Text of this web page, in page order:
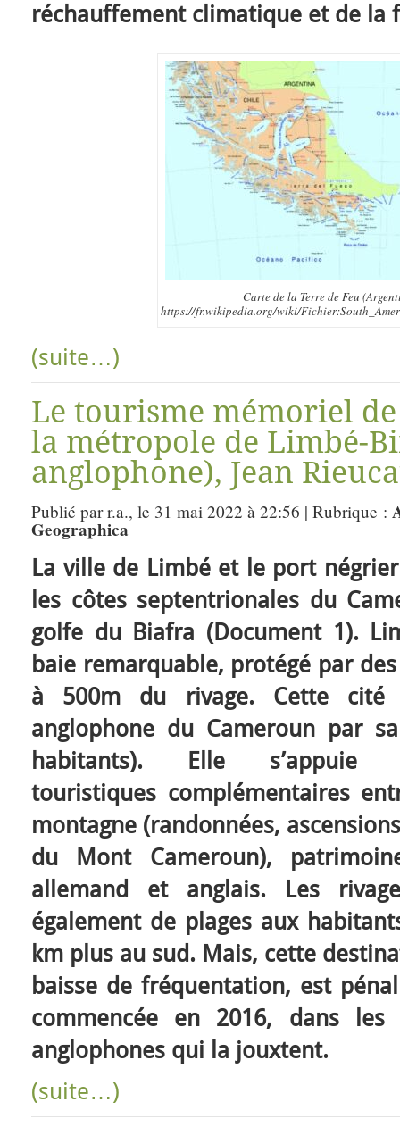
réchauffement climatique et de la
Carte de la Terre de Feu
https://fr.wikipedia.org/wiki/
(suite…)
Le tourisme mémoriel de
la métropole de Limbé-
anglophone), Jean
Publié par r.a., le 31 mai 2022 à 22:56 | Rubrique :
Geographica
La ville de Limbé et le port
les côtes septentrionales du
golfe du Biafra (Document 1).
baie remarquable, protégé par
à 500m du rivage. Cette
anglophone du Cameroun par
habitants). Elle
touristiques complémentaires
montagne (randonnées,
du Mont Cameroun),
allemand et anglais. Les
également de plages aux
km plus au sud. Mais, cette
baisse de fréquentation, est
commencée en 2016, dans les
anglophones qui la jouxtent.
(suite…)